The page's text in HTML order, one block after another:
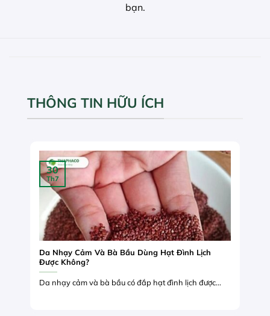
bạn.
THÔNG TIN HỮU ÍCH
Da Nhạy Cảm Và Bà Bầu Dùng Hạt Đình Lịch
Được Không?
Da nhạy cảm và bà bầu có đắp hạt đình lịch được...
30
Th7